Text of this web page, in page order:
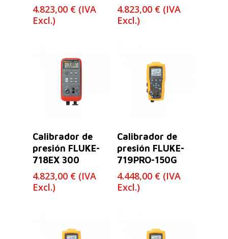
4.823,00 € (IVA
Excl.)
4.823,00 € (IVA
Excl.)
Leer Más
Calibrador de
presión FLUKE-
718EX 300
4.823,00 € (IVA
Excl.)
Leer Más
Calibrador de
presión FLUKE-
719PRO-150G
4.448,00 € (IVA
Excl.)